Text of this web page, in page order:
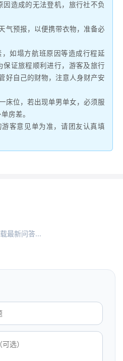
因造成的无法登机，旅行社不负
气预报，以便携带衣物，准备必
如塌方航班原因等造成行程延
保证旅程顺利进行，游客及旅行
好自己的财物，注意人身财产安
床位，若出现单男单女，必须服
房差。
客意见单为准，请团友认真填
最新问答...